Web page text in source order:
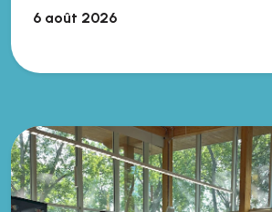
6 août 2026